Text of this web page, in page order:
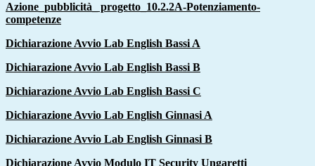
Azione_pubblicità_ progetto_10.2.2A-Potenziamento-
competenze
Dichiarazione Avvio Lab English Bassi A
Dichiarazione Avvio Lab English Bassi B
Dichiarazione Avvio Lab English Bassi C
Dichiarazione Avvio Lab English Ginnasi A
Dichiarazione Avvio Lab English Ginnasi B
Dichiarazione Avvio Modulo IT Security Ungaretti